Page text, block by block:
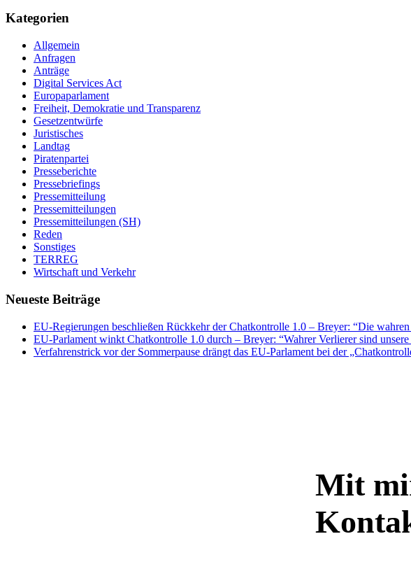
Kategorien
Allgemein
Anfragen
Anträge
Digital Services Act
Europaparlament
Freiheit, Demokratie und Transparenz
Gesetzentwürfe
Juristisches
Landtag
Piratenpartei
Presseberichte
Pressebriefings
Pressemitteilung
Pressemitteilungen
Pressemitteilungen (SH)
Reden
Sonstiges
TERREG
Wirtschaft und Verkehr
Neueste Beiträge
EU-Regierungen beschließen Rückkehr der Chatkontrolle 1.0 – Breyer: “Die
EU-Parlament winkt Chatkontrolle 1.0 durch – Breyer: “Wahrer Verlierer sind
Verfahrenstrick vor der Sommerpause drängt das EU-Parlament bei der
Mit